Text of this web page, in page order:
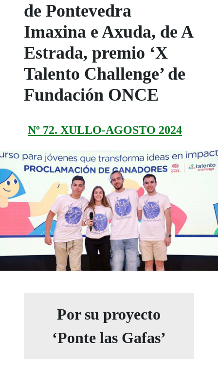
de Pontevedra
Imaxina e Axuda, de A
Estrada, premio ‘X
Talento Challenge’ de
Fundación ONCE
Nº 72. XULLO-AGOSTO 2024
Por su proyecto
‘Ponte las Gafas’